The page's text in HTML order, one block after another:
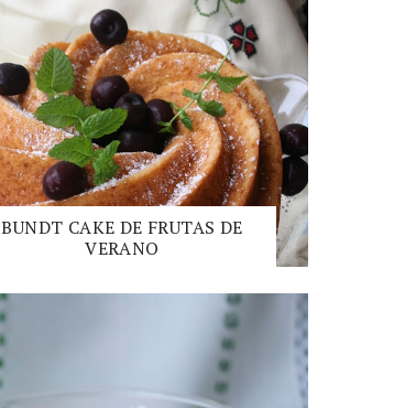
BUNDT CAKE DE FRUTAS DE
VERANO